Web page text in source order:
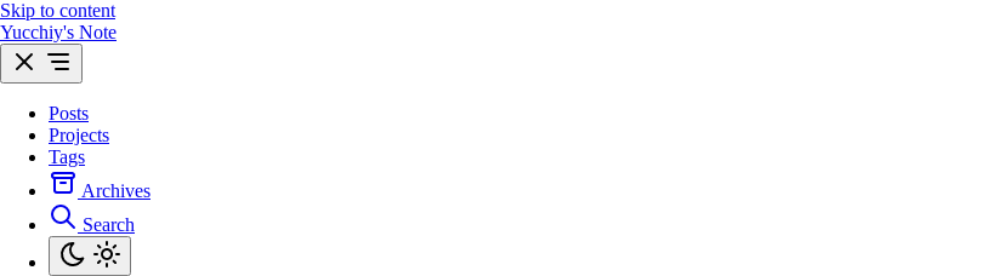
Skip to content
Yucchiy's Note
Posts
Projects
Tags
Archives
Search